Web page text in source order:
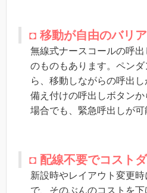
◘ 移動が自由のバリ
無線式ナースコールの呼
のものもあります。ペン
ら、移動しながらの呼出し
備え付けの呼出しボタン
場合でも、緊急呼出しが可
◘ 配線不要でコスト
新設時やレイアウト変更
で、そのぶんのコストを下